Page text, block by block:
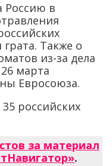
Россию в
Также о
из-за дела
марта
Евросоюза.
российских
за материал
.